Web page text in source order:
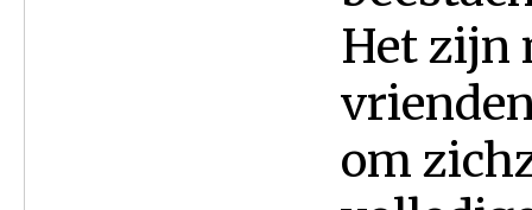
Het zijn
om